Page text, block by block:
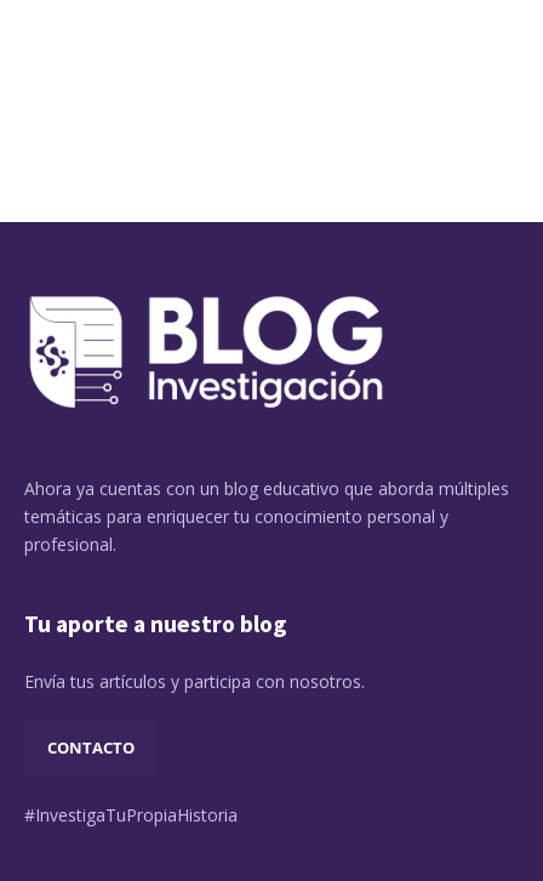
Ahora ya cuentas con un blog educativo que aborda múltiples
temáticas para enriquecer tu conocimiento personal y
profesional.
Tu aporte a nuestro blog
Envía tus artículos y participa con nosotros.
CONTACTO
#InvestigaTuPropiaHistoria